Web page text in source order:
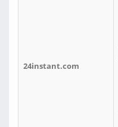
24instant.com